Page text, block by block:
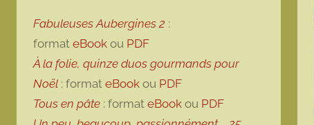
Fabuleuses Aubergines 2 :
format eBook ou PDF
À la folie, quinze duos gourmands pour
Noël : format eBook ou PDF
Tous en pâte : format eBook ou PDF